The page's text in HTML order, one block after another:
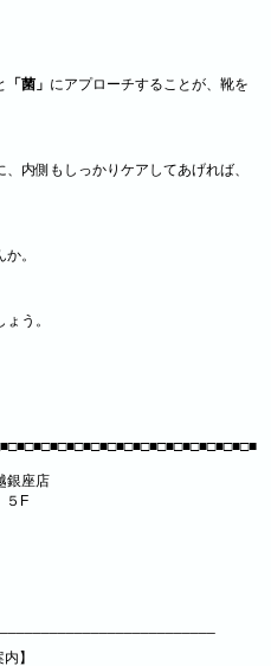
「菌」 にアプローチすることが、靴を
内側もしっかりケアしてあげれば、
。
う。
銀座店
５F
】